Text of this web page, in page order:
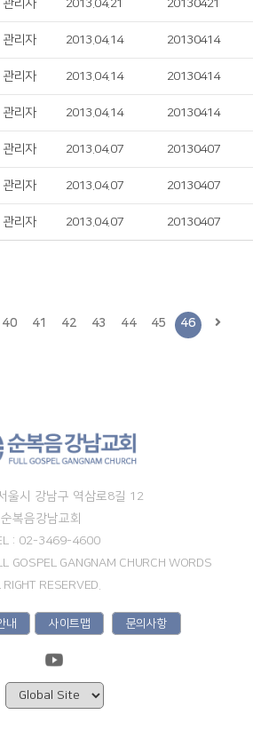
관리자 2013.04.21 20130421
관리자 2013.04.14 20130414
관리자 2013.04.14 20130414
관리자 2013.04.14 20130414
관리자 2013.04.07 20130407
관리자 2013.04.07 20130407
관리자 2013.04.07 20130407
40 41 42 43 44 45 46
울시 강남구 역삼로8길 12
순복음강남교회
: 02-3469-4600
GOSPEL GANGNAM CHURCH WORDS
RIGHT RESERVED.
내 사이트맵 문의사항